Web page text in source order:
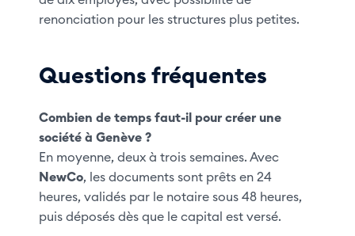
renonciation pour les structures plus petites.
Questions fréquentes
Combien de temps faut-il pour créer une
société à Genève ?
En moyenne, deux à trois semaines. Avec
NewCo, les documents sont prêts en 24
heures, validés par le notaire sous 48 heures,
puis déposés dès que le capital est versé.